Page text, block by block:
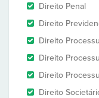
Direito Penal
Direito
Direito
Direito
Direito
Direito